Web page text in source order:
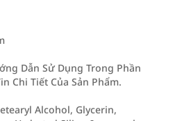
Dẫn Sử Dụng Trong Phần
Chi Tiết Của Sản Phẩm.
Alcohol, Glycerin,